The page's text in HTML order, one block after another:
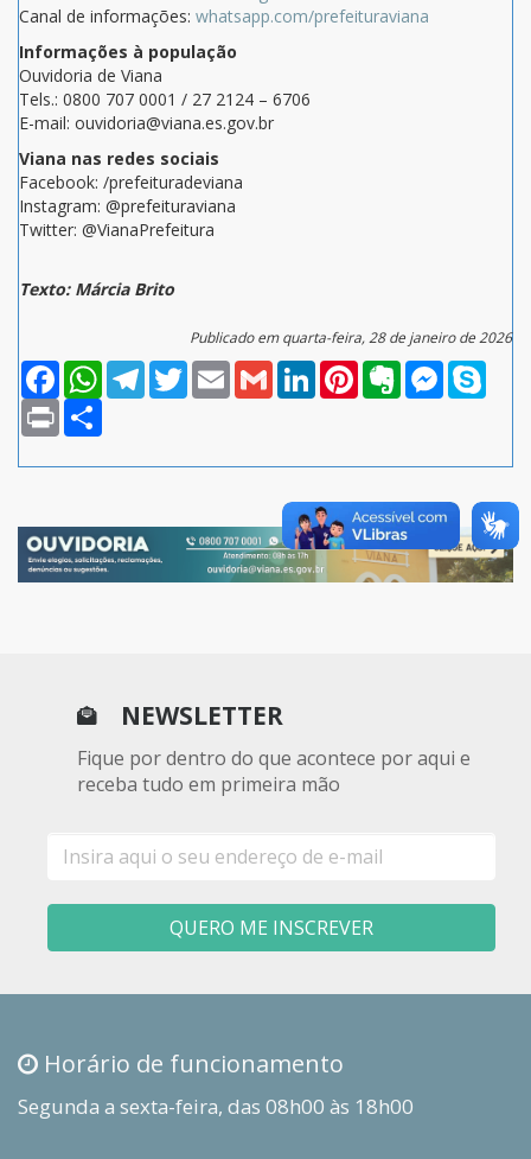
Canal de informações: whatsapp.com/prefeituraviana
Informações à população
Ouvidoria de Viana
Tels.: 0800 707 0001 / 27 2124 – 6706
E-mail: ouvidoria@viana.es.gov.br
Viana nas redes sociais
Facebook: /prefeituradeviana
Instagram: @prefeituraviana
Twitter: @VianaPrefeitura
Texto: Márcia Brito
Publicado em quarta-feira, 28 de janeiro de 2026
FacebookWhatsAppTelegramTwitterEmail Gmail LinkedInPinterestEvernoteMessenger
Print
NEWSLETTER
Fique por dentro do que acontece por aqui e
receba tudo em primeira mão
mail
QUERO ME INSCREVER
Horário de funcionamento
Segunda a sexta-feira, das 08h00 às 18h00